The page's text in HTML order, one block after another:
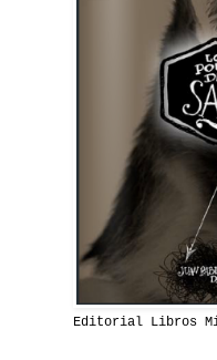
Editorial Libros